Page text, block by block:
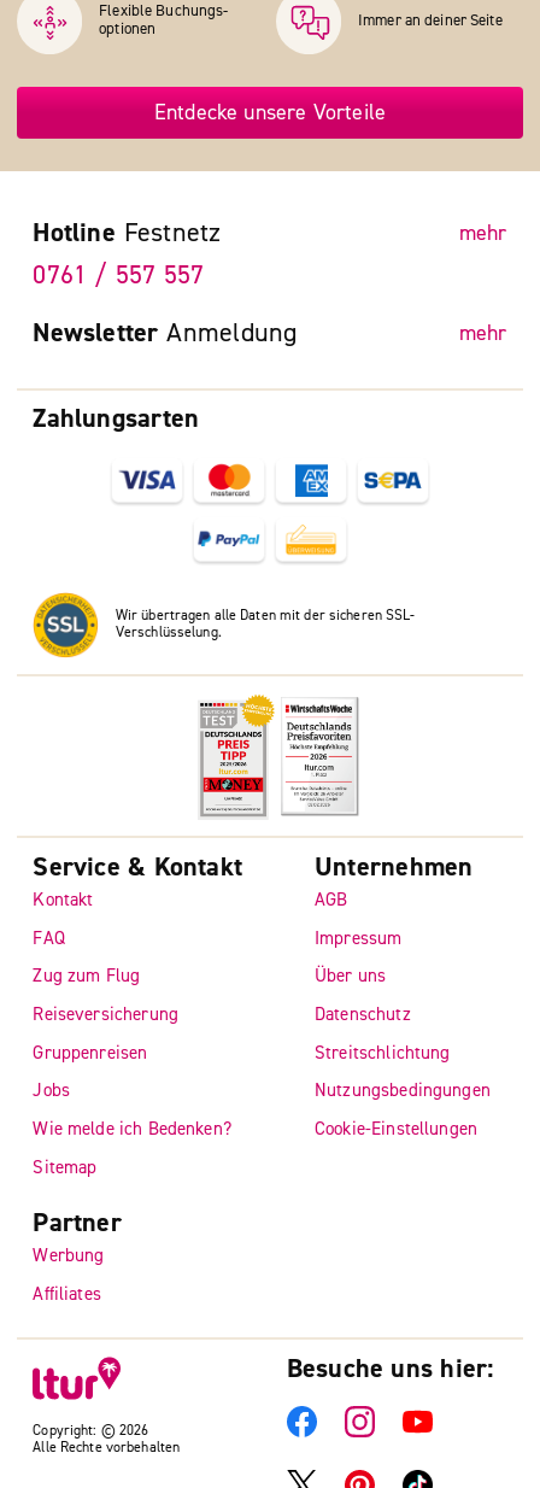
Flexible Buchungs­
optionen
Immer an deiner Seite
Entdecke unsere Vorteile
Zahlungsarten
Wir übertragen alle Daten mit der sicheren SSL-
Verschlüsselung.
Hotline Festnetz mehr
0761 / 557 557
Newsletter Anmeldung mehr
Copyright: © 2026
Alle Rechte vorbehalten
Service & Kontakt
Kontakt
FAQ
Zug zum Flug
Reiseversicherung
Gruppenreisen
Jobs
Wie melde ich Bedenken?
Sitemap
Unternehmen
AGB
Impressum
Über uns
Datenschutz
Streitschlichtung
Nutzungsbedingungen
Cookie-Einstellungen
Partner
Werbung
Affiliates
Besuche uns hier: